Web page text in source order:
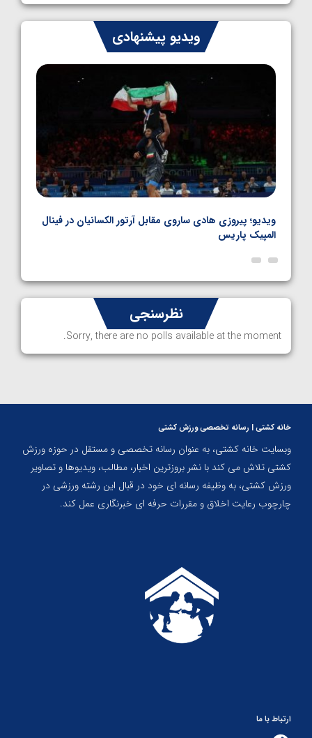
1405/05/07
ایران چشم به راه چهار مدال در پنج وزن دوم
کشتی فرنگی نوجوانان جهان
1405/05/06
ویدیو پیشنهادی
ویدیو؛ پیروزی هادی ساروی مقابل آرتور الکسانیان در فینال
المپیک پاریس
نظرسنجی
Sorry, there are no polls available at the moment.
خانه کشتی | رسانه تخصصی ورزش کشتی
وبسایت خانه کشتی، به عنوان رسانه تخصصی و مستقل در حوزه ورزش
کشتی تلاش می کند با نشر بروزترین اخبار، مطالب، ویدیوها و تصاویر
ورزش کشتی، به وظیفه رسانه ای خود در قبال این رشته ورزشی در
چارچوب رعایت اخلاق و مقررات حرفه ای خبرنگاری عمل کند.
ارتباط با ما